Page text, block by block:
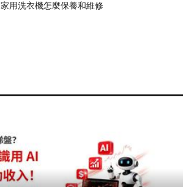
家用洗衣機怎麼保養和維修